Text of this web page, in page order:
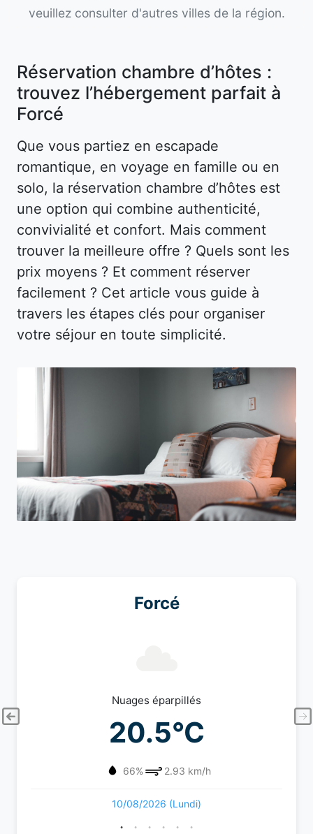
veuillez consulter d'autres villes de la région.
Réservation chambre d’hôtes :
trouvez l’hébergement parfait à
Forcé
Que vous partiez en escapade
romantique, en voyage en famille ou en
solo, la réservation chambre d’hôtes est
une option qui combine authenticité,
convivialité et confort. Mais comment
trouver la meilleure offre ? Quels sont les
prix moyens ? Et comment réserver
facilement ? Cet article vous guide à
travers les étapes clés pour organiser
votre séjour en toute simplicité.
Forcé
Nuages éparpillés
20.5°C
66% 2.93 km/h
10/08/2026 (Lundi)